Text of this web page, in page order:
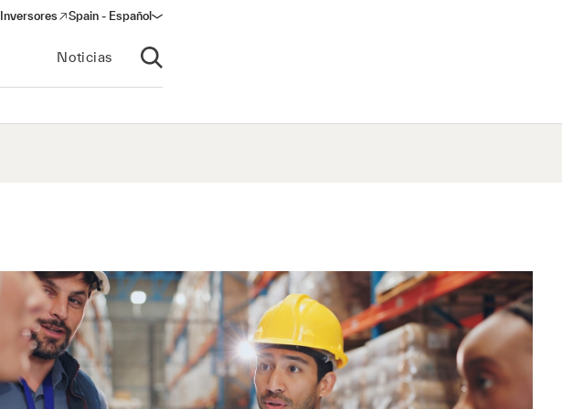
Inversores
(opens in a new window)
Spain - Español
Noticias
Abrir búsqueda